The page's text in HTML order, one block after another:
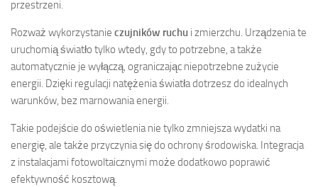
przestrzeni.
Rozważ wykorzystanie czujników ruchu i zmierzchu. Urządzenia te
uruchomią światło tylko wtedy, gdy to potrzebne, a także
automatycznie je wyłączą, ograniczając niepotrzebne zużycie
energii. Dzięki regulacji natężenia światła dotrzesz do idealnych
warunków, bez marnowania energii.
Takie podejście do oświetlenia nie tylko zmniejsza wydatki na
energię, ale także przyczynia się do ochrony środowiska. Integracja
z instalacjami fotowoltaicznymi może dodatkowo poprawić
efektywność kosztową.